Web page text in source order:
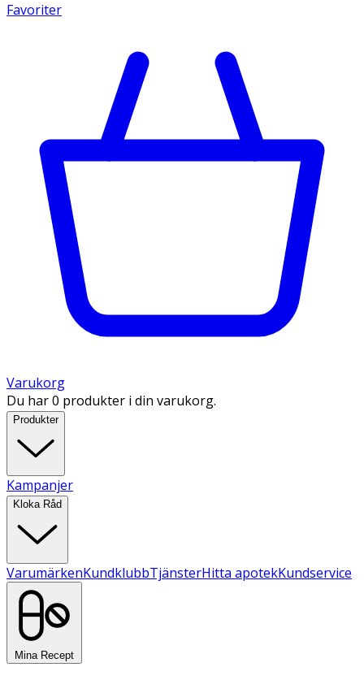
Favoriter
Varukorg
Du har 0 produkter i din varukorg.
Produkter
Kampanjer
Kloka Råd
VarumärkenKundklubbTjänsterHitta apotekKundservice
Mina Recept